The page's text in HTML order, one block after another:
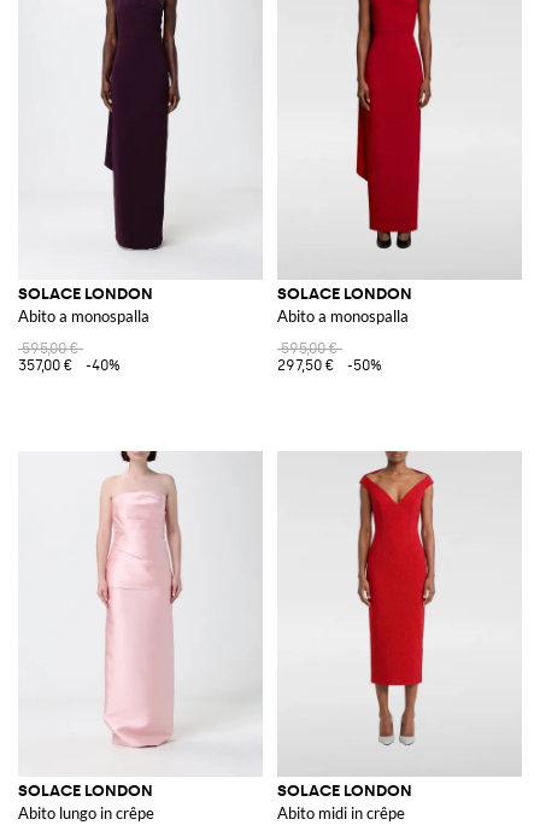
SOLACE LONDON
Abito a monospalla
595,00 €
357,00 €
-40%
SOLACE LONDON
Abito a monospalla
595,00 €
297,50 €
-50%
SOLACE LONDON
Abito lungo in crêpe
SOLACE LONDON
Abito midi in crêpe